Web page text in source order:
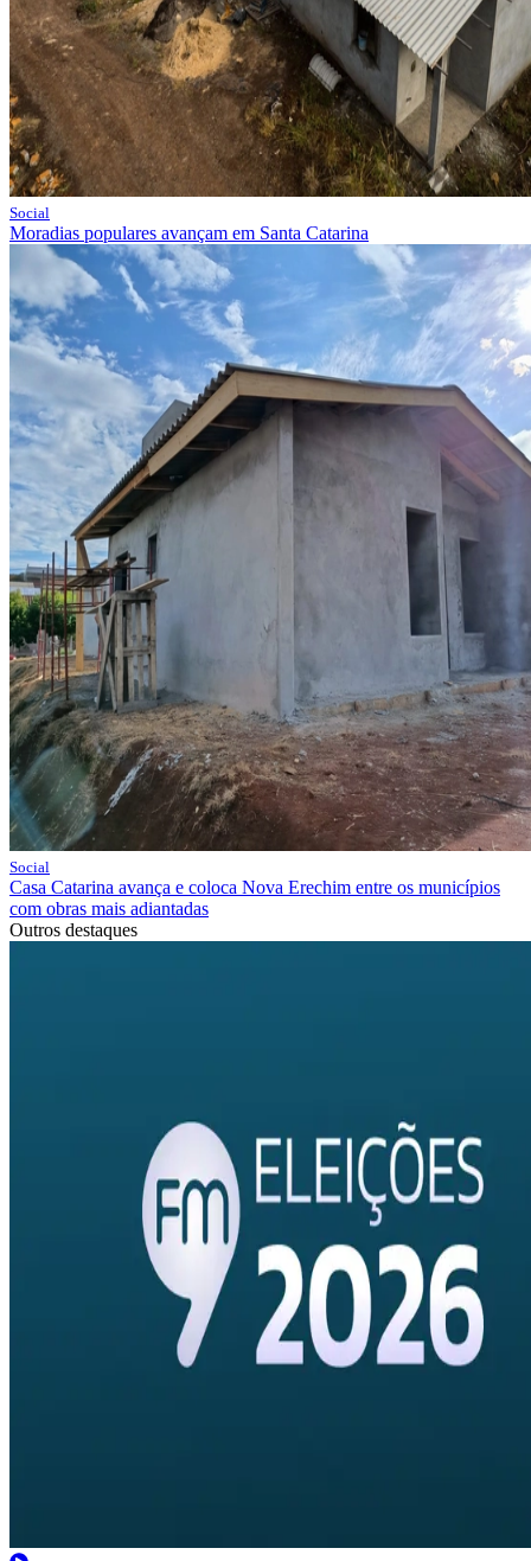
Social
Moradias populares avançam em Santa Catarina
Social
Casa Catarina avança e coloca Nova Erechim entre os municípios
com obras mais adiantadas
Outros destaques